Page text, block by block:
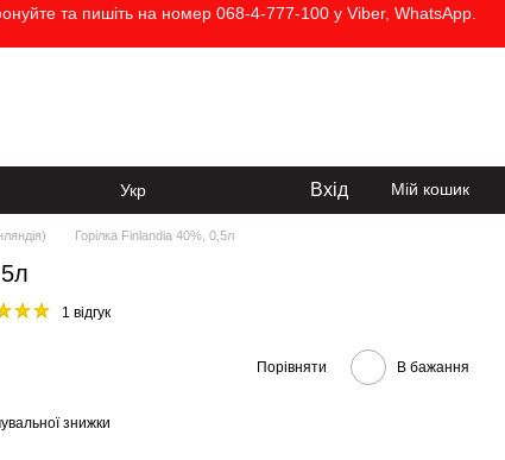
та пишіть на номер 068-4-777-100 у Viber, WhatsApp.
Укр Вхід Мій кошик
Горілка Finlandia 40%, 0,5л
1 відгук
Порівняти В бажання
знижки